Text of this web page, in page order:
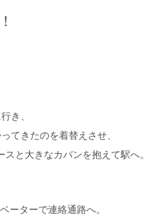
き、
てきたのを着替えさせ、
と大きなカバンを抱えて駅へ。
ーターで連絡通路へ。